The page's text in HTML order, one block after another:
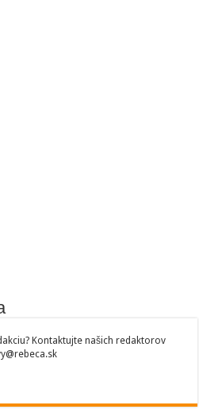
Kontaktujte našich redaktorov